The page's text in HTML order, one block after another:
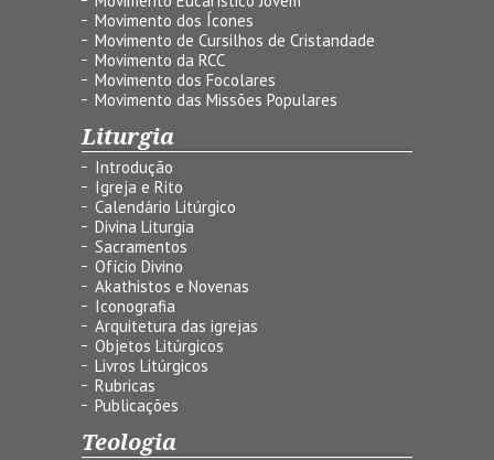
Movimento dos Ícones
Movimento de Cursilhos de Cristandade
Movimento da RCC
Movimento dos Focolares
Movimento das Missões Populares
Liturgia
Introdução
Igreja e Rito
Calendário Litúrgico
Divina Liturgia
Sacramentos
Ofício Divino
Akathistos e Novenas
Iconografia
Arquitetura das igrejas
Objetos Litúrgicos
Livros Litúrgicos
Rubricas
Publicações
Teologia